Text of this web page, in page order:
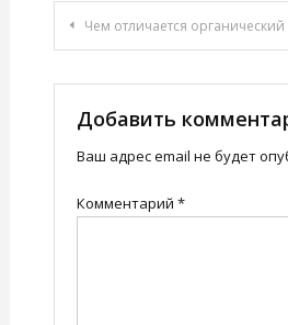
Навигация
по
записям
Чем отличается
Добавить
Ваш адрес email не будет
Комментарий *